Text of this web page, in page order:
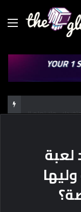
Menu
لعبة